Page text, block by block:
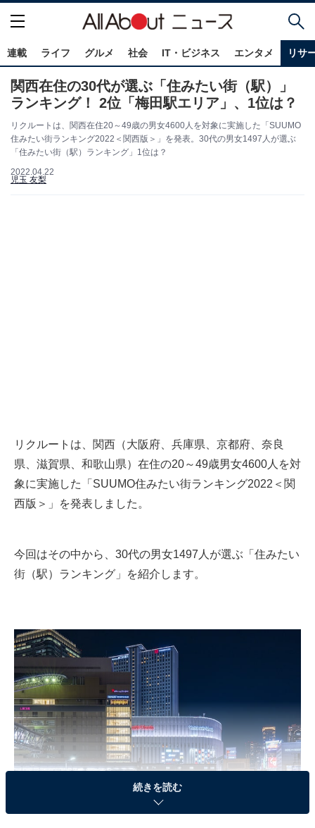
連載 ライフ グルメ 社会 IT・ビジネス エンタメ リサ
関西在住の30代が選ぶ「住みたい街（駅）」
ランキング！ 2位「梅田駅エリア」、1位は？
リクルートは、関西在住20～49歳の男女4600人を対象に実施した「SUUMO
住みたい街ランキング2022＜関西版＞」を発表。30代の男女1497人が選ぶ
「住みたい街（駅）ランキング」1位は？
2022.04.22
児玉 友梨
リクルートは、関西（大阪府、兵庫県、京都府、奈良
県、滋賀県、和歌山県）在住の20～49歳男女4600人を対
象に実施した「SUUMO住みたい街ランキング2022＜関
西版＞」を発表しました。
今回はその中から、30代の男女1497人が選ぶ「住みたい
街（駅）ランキング」を紹介します。
続きを読む